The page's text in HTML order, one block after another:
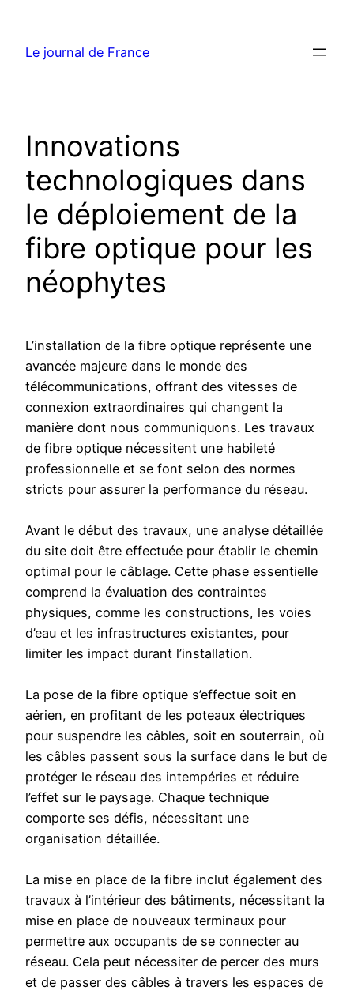
contenu
Le journal de France
Innovations
technologiques dans
le déploiement de la
fibre optique pour les
néophytes
L’installation de la fibre optique représente une
avancée majeure dans le monde des
télécommunications, offrant des vitesses de
connexion extraordinaires qui changent la
manière dont nous communiquons. Les travaux
de fibre optique nécessitent une habileté
professionnelle et se font selon des normes
stricts pour assurer la performance du réseau.
Avant le début des travaux, une analyse détaillée
du site doit être effectuée pour établir le chemin
optimal pour le câblage. Cette phase essentielle
comprend la évaluation des contraintes
physiques, comme les constructions, les voies
d’eau et les infrastructures existantes, pour
limiter les impact durant l’installation.
La pose de la fibre optique s’effectue soit en
aérien, en profitant de les poteaux électriques
pour suspendre les câbles, soit en souterrain, où
les câbles passent sous la surface dans le but de
protéger le réseau des intempéries et réduire
l’effet sur le paysage. Chaque technique
comporte ses défis, nécessitant une
organisation détaillée.
La mise en place de la fibre inclut également des
travaux à l’intérieur des bâtiments, nécessitant la
mise en place de nouveaux terminaux pour
permettre aux occupants de se connecter au
réseau. Cela peut nécessiter de percer des murs
et de passer des câbles à travers les espaces de